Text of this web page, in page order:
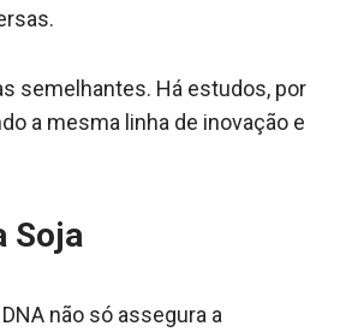
semelhantes. Há estudos, por
a mesma linha de inovação e
Soja
não só assegura a